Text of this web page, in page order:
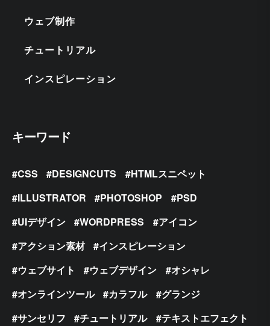
ウェブ制作
チュートリアル
インスピレーション
キーワード
CSS DESIGNCUTS
HTMLスニペット
ILLUSTRATOR
PHOTOSHOP
PSD
UIデザイン
WORDPRESS
アイコン
アクション素材
インスピレーション
ウェブサイト
ウェブデザイン
オシャレ
オンラインツール
カラフル
グランジ
サンセリフ
チュートリアル
テキストエフェクト